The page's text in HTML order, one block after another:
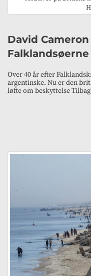
David
Over 40 år efter
argentinske. Nu er den
løfte om beskyttelse